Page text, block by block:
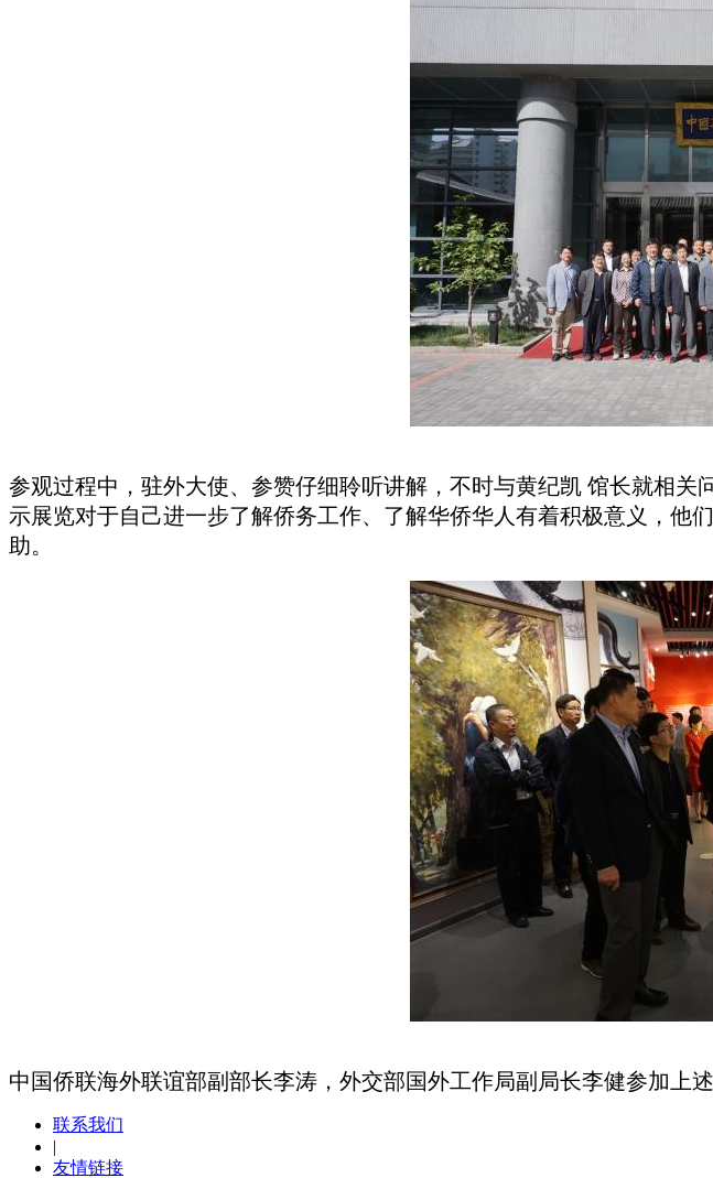
参观过程中，驻外大使、参赞仔细聆听讲解，不时与黄纪凯 馆长就相
示展览对于自己进一步了解侨务工作、了解华侨华人有着积极意义，他
助。
中国侨联海外联谊部副部长李涛，外交部国外工作局副局长李健参加上述
联系我们
友情链接